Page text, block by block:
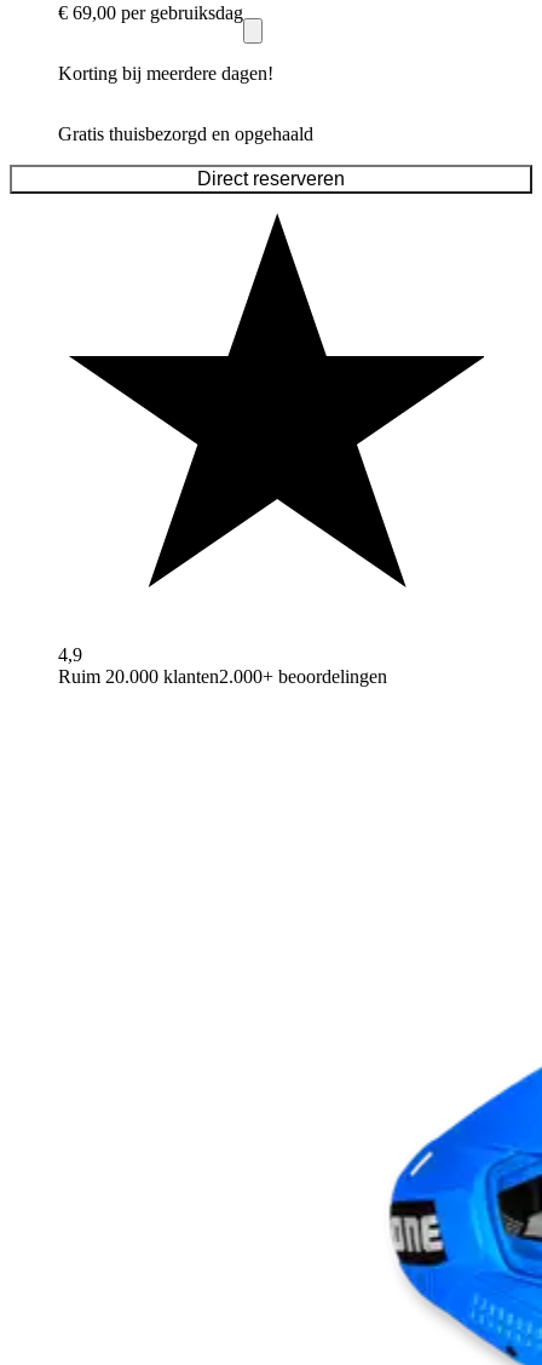
€ 69,00 per gebruiksdag
Korting bij meerdere dagen!
Gratis thuisbezorgd en opgehaald
Direct reserveren
4,9
Ruim 20.000 klanten2.000+ beoordelingen